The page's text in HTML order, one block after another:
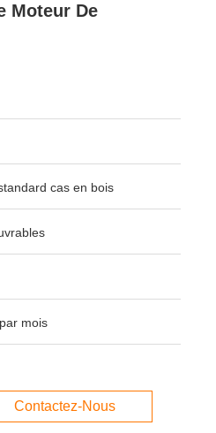
Moteur De
cas en bois
mois
Contactez-Nous